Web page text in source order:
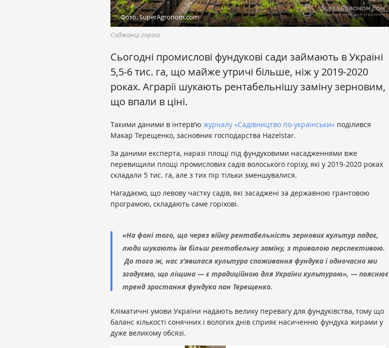
Фото: SuperAgronom.com
Саджанці горіха
Сьогодні промислові фундукові сади займають в Україні
5,5-6 тис. га, що майже утричі більше, ніж у 2019-2020
роках. Аграрії шукають рентабельнішу заміну зерновим,
що впали в ціні.
Такими даними в інтерв’ю журналу «Садівництво по-українськи» поділився
Макар Терещенко, засновник господарства Hazelstar.
За даними експерта, наразі площі під фундуковими насадженнями вже
перевищили площі промислових садів волоського горіху, які у 2019-2020 роках
складали 5 тис. га, але з тих пір тільки зменшувалися.
Нагадаємо, що левову частку садів, які засаджені за державною грантовою
програмою, складають саме горіхові.
«На фоні того, що через війну рентабельність зернових культур падає,
люди шукають їм більш рентабельну заміну, з тривалою перспективою.
До того ж, нас з’явилася культура споживання фундука і одночасно ми
згадуємо, що ліщина — є традиційною для України культурою», — пояснює
тренд зростання фундука пан Терещенко.
Кліматичні умови України надають велику перевагу для фундуківства, тому що
баланс кількості сонячних і вологих днів сприяє насиченню фундука жирами у
дуже великому обсязі.